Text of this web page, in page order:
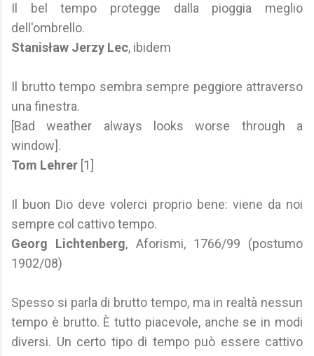
Il bel tempo protegge dalla pioggia meglio
dell'ombrello.
Stanisław Jerzy Lec, ibidem
Il brutto tempo sembra sempre peggiore attraverso
una finestra.
[Bad weather always looks worse through a
window].
Tom Lehrer [1]
Il buon Dio deve volerci proprio bene: viene da noi
sempre col cattivo tempo.
Georg Lichtenberg, Aforismi, 1766/99 (postumo
1902/08)
Spesso si parla di brutto tempo, ma in realtà nessun
tempo è brutto. È tutto piacevole, anche se in modi
diversi. Un certo tipo di tempo può essere cattivo